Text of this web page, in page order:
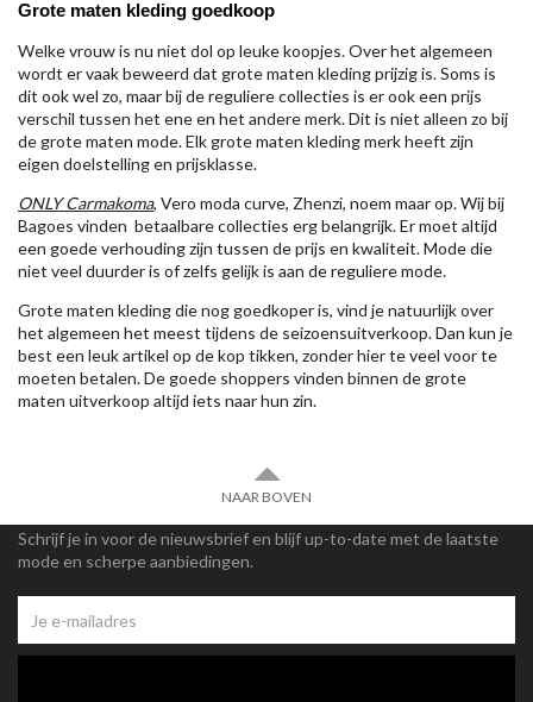
Grote maten kleding goedkoop
Welke vrouw is nu niet dol op leuke koopjes. Over het algemeen
wordt er vaak beweerd dat grote maten kleding prijzig is. Soms is
dit ook wel zo, maar bij de reguliere collecties is er ook een prijs
verschil tussen het ene en het andere merk. Dit is niet alleen zo bij
de grote maten mode. Elk grote maten kleding merk heeft zijn
eigen doelstelling en prijsklasse.
ONLY Carmakoma, Vero moda curve, Zhenzi, noem maar op. Wij bij
Bagoes vinden betaalbare collecties erg belangrijk. Er moet altijd
een goede verhouding zijn tussen de prijs en kwaliteit. Mode die
niet veel duurder is of zelfs gelijk is aan de reguliere mode.
Grote maten kleding die nog goedkoper is, vind je natuurlijk over
het algemeen het meest tijdens de seizoensuitverkoop. Dan kun je
best een leuk artikel op de kop tikken, zonder hier te veel voor te
moeten betalen. De goede shoppers vinden binnen de grote
maten uitverkoop altijd iets naar hun zin.
NAAR BOVEN
Schrijf je in voor de nieuwsbrief en blijf up-to-date met de laatste
mode en scherpe aanbiedingen.